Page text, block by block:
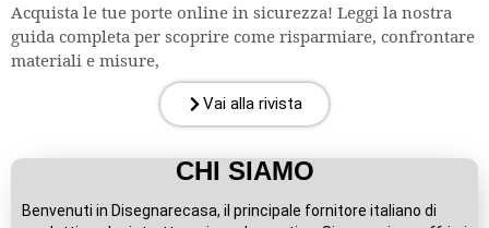
Acquista le tue porte online in sicurezza! Leggi la nostra
guida completa per scoprire come risparmiare, confrontare
materiali e misure,
Vai alla rivista
CHI SIAMO
Benvenuti in Disegnarecasa, il principale fornitore italiano di